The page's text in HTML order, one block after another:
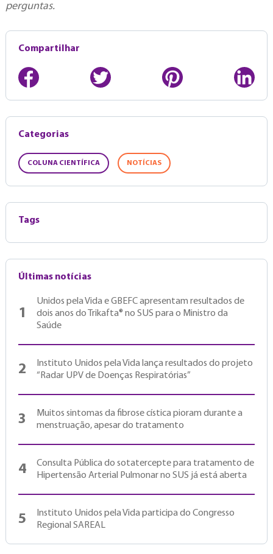
perguntas.
Compartilhar
Categorias
COLUNA CIENTÍFICA NOTÍCIAS
Tags
Últimas notícias
1
Unidos pela Vida e GBEFC apresentam resultados de
dois anos do Trikafta® no SUS para o Ministro da
Saúde
2
Instituto Unidos pela Vida lança resultados do projeto
“Radar UPV de Doenças Respiratórias”
3
Muitos sintomas da fibrose cística pioram durante a
menstruação, apesar do tratamento
4
Consulta Pública do sotatercepte para tratamento de
Hipertensão Arterial Pulmonar no SUS já está aberta
5
Instituto Unidos pela Vida participa do Congresso
Regional SAREAL